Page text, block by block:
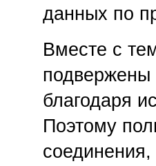
данных по
Вместе с
подвержены
благодаря
Поэтому